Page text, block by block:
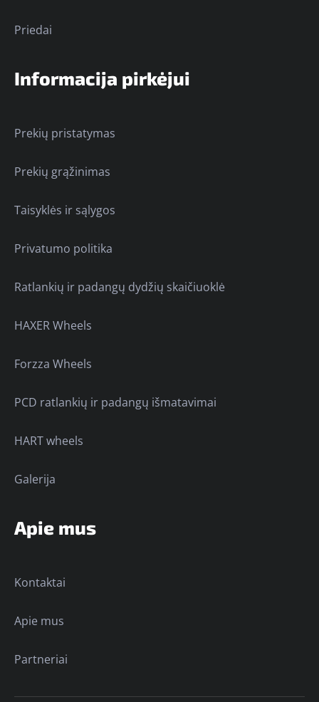
Priedai
Informacija pirkėjui
Prekių pristatymas
Prekių grąžinimas
Taisyklės ir sąlygos
Privatumo politika
Ratlankių ir padangų dydžių skaičiuoklė
HAXER Wheels
Forzza Wheels
PCD ratlankių ir padangų išmatavimai
HART wheels
Galerija
Apie mus
Kontaktai
Apie mus
Partneriai